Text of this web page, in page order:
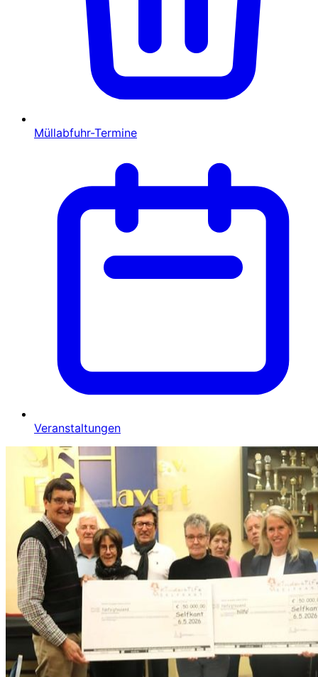
Müllabfuhr-Termine
Veranstaltungen